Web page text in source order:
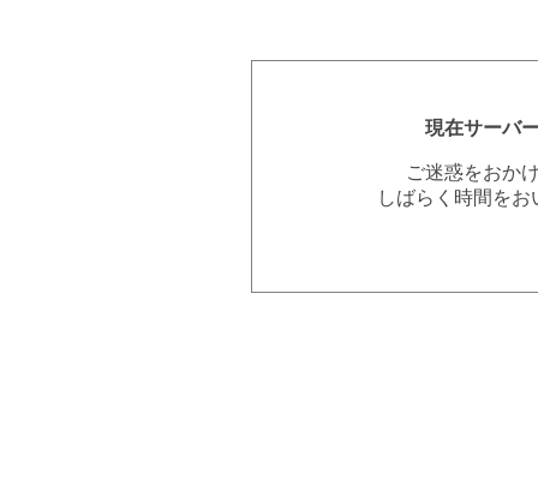
現在サーバ
ご迷惑をおか
しばらく時間を